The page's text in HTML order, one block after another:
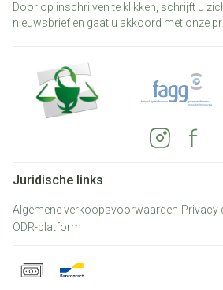
Door op inschrijven te klikken, schrijft u
nieuwsbrief en gaat u akkoord met onze
Juridische links
Algemene verkoopsvoorwaarden Privacy
ODR-platform